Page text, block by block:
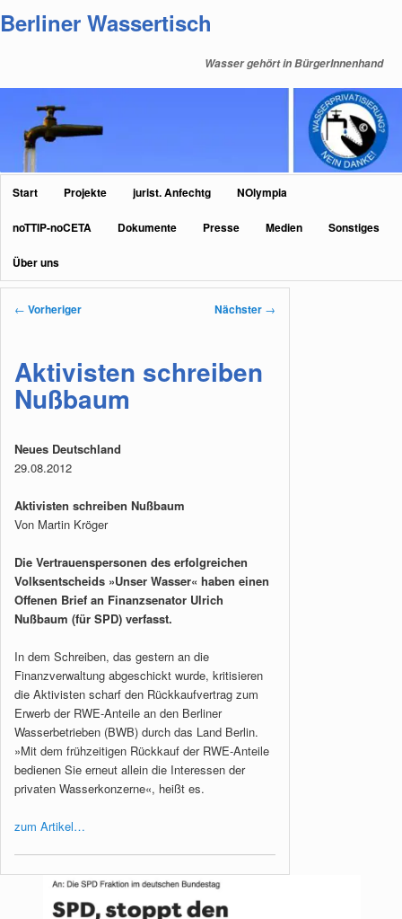
primären
Berliner Wassertisch
Wasser gehört in BürgerInnenhand
Hauptmenü
Start Projekte jurist. Anfechtg NOlympia
noTTIP-noCETA Dokumente Presse Medien Sonstiges
Über uns
Beitragsnavigation
← Vorheriger Nächster →
Aktivisten schreiben
Nußbaum
Neues Deutschland
29.08.2012
Aktivisten schreiben Nußbaum
Von Martin Kröger
Die Vertrauenspersonen des erfolgreichen
Volksentscheids »Unser Wasser« haben einen
Offenen Brief an Finanzsenator Ulrich
Nußbaum (für SPD) verfasst.
In dem Schreiben, das gestern an die
Finanzverwaltung abgeschickt wurde, kritisieren
die Aktivisten scharf den Rückkaufvertrag zum
Erwerb der RWE-Anteile an den Berliner
Wasserbetrieben (BWB) durch das Land Berlin.
»Mit dem frühzeitigen Rückkauf der RWE-Anteile
bedienen Sie erneut allein die Interessen der
privaten Wasserkonzerne«, heißt es.
zum Artikel…